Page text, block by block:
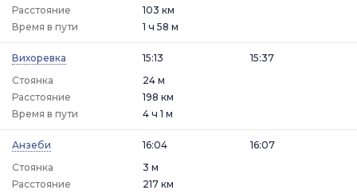
Расстояние
103 км
Время в пути
1 ч 58 м
Вихоревка
15:13
Стоянка
24 м
15:37
Расстояние
198 км
Время в пути
4 ч 1 м
Анзеби
16:04
Стоянка
3 м
16:07
Расстояние
217 км